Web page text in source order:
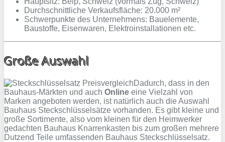
Durchschnittliche Verkaufsfläche: 20.000 m²
Schwerpunkte des Unternehmens: Bauelemente,
Baustoffe, Eisenwaren, Elektroinstallationen etc.
Große Auswahl
Dadurch, dass in den
Bauhaus-Märkten und auch Online eine Vielzahl von
Marken angeboten werden, ist natürlich auch die Auswahl
Bauhaus Steckschlüsselsätze vorhanden. Es gibt kleine und
große Sortimente, also vom kleinen für den Heimwerker
gedachten Bauhaus Knarrenkasten bis zum großen mehrere
Dutzend Teile umfassenden Bauhaus Steckschlüsselsatz.